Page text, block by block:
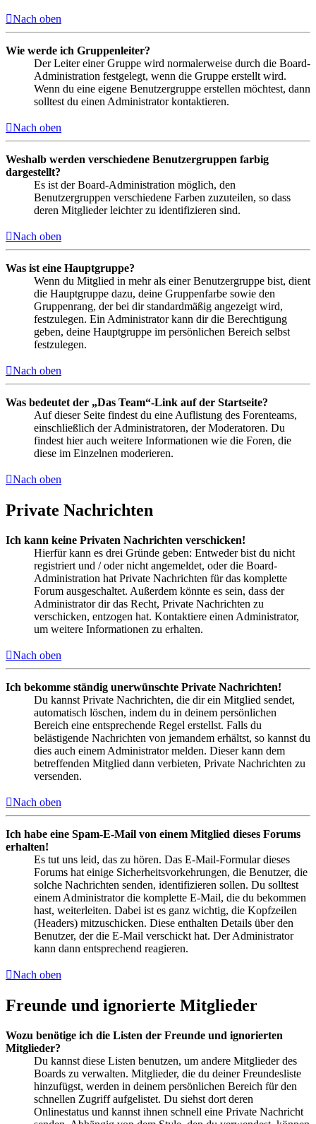
Nach oben
Wie werde ich Gruppenleiter?
Der Leiter einer Gruppe wird normalerweise durch die Board-
Administration festgelegt, wenn die Gruppe erstellt wird.
Wenn du eine eigene Benutzergruppe erstellen möchtest, dann
solltest du einen Administrator kontaktieren.
Nach oben
Weshalb werden verschiedene Benutzergruppen farbig
dargestellt?
Es ist der Board-Administration möglich, den
Benutzergruppen verschiedene Farben zuzuteilen, so dass
deren Mitglieder leichter zu identifizieren sind.
Nach oben
Was ist eine Hauptgruppe?
Wenn du Mitglied in mehr als einer Benutzergruppe bist, dient
die Hauptgruppe dazu, deine Gruppenfarbe sowie den
Gruppenrang, der bei dir standardmäßig angezeigt wird,
festzulegen. Ein Administrator kann dir die Berechtigung
geben, deine Hauptgruppe im persönlichen Bereich selbst
festzulegen.
Nach oben
Was bedeutet der „Das Team“-Link auf der Startseite?
Auf dieser Seite findest du eine Auflistung des Forenteams,
einschließlich der Administratoren, der Moderatoren. Du
findest hier auch weitere Informationen wie die Foren, die
diese im Einzelnen moderieren.
Nach oben
Private Nachrichten
Ich kann keine Privaten Nachrichten verschicken!
Hierfür kann es drei Gründe geben: Entweder bist du nicht
registriert und / oder nicht angemeldet, oder die Board-
Administration hat Private Nachrichten für das komplette
Forum ausgeschaltet. Außerdem könnte es sein, dass der
Administrator dir das Recht, Private Nachrichten zu
verschicken, entzogen hat. Kontaktiere einen Administrator,
um weitere Informationen zu erhalten.
Nach oben
Ich bekomme ständig unerwünschte Private Nachrichten!
Du kannst Private Nachrichten, die dir ein Mitglied sendet,
automatisch löschen, indem du in deinem persönlichen
Bereich eine entsprechende Regel erstellst. Falls du
belästigende Nachrichten von jemandem erhältst, so kannst du
dies auch einem Administrator melden. Dieser kann dem
betreffenden Mitglied dann verbieten, Private Nachrichten zu
versenden.
Nach oben
Ich habe eine Spam-E-Mail von einem Mitglied dieses Forums
erhalten!
Es tut uns leid, das zu hören. Das E-Mail-Formular dieses
Forums hat einige Sicherheitsvorkehrungen, die Benutzer, die
solche Nachrichten senden, identifizieren sollen. Du solltest
einem Administrator die komplette E-Mail, die du bekommen
hast, weiterleiten. Dabei ist es ganz wichtig, die Kopfzeilen
(Headers) mitzuschicken. Diese enthalten Details über den
Benutzer, der die E-Mail verschickt hat. Der Administrator
kann dann entsprechend reagieren.
Nach oben
Freunde und ignorierte Mitglieder
Wozu benötige ich die Listen der Freunde und ignorierten
Mitglieder?
Du kannst diese Listen benutzen, um andere Mitglieder des
Boards zu verwalten. Mitglieder, die du deiner Freundesliste
hinzufügst, werden in deinem persönlichen Bereich für den
schnellen Zugriff aufgelistet. Du siehst dort deren
Onlinestatus und kannst ihnen schnell eine Private Nachricht